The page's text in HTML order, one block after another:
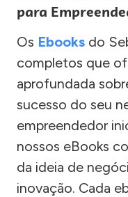
para
Os Ebooks do
completos que
aprofundada
sucesso do seu
empreendedor
nossos eBooks
da ideia de
inovação. Cada